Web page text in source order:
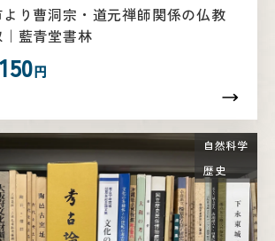
り曹洞宗・道元禅師関係の仏教
藍青堂書林
円
自然科学
歴史